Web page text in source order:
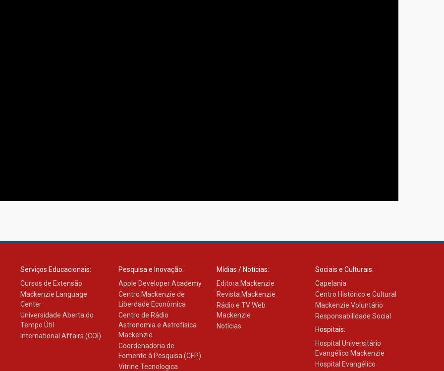
Serviços Educacionais:
Cursos de Extensão
Mackenzie Language
Center
Universidade Aberta do
Tempo Útil
International Affairs (COI)
Pesquisa e Inovação:
Apple Developer Academy
Centro Mackenzie de
Liberdade Econômica
Centro de Rádio
Astronomia e Astrofísica
Mackenzie
Coordenadoria de
Fomento à Pesquisa (CFP)
Vitrine Tecnologica
Mídias / Notícias:
Editora Mackenzie
Revista Mackenzie
Rádio e TV Web
Mackenzie
Notícias
Sociais e Culturais:
Capelania
Centro Histórico e Cultural
Mackenzie Voluntário
Responsabilidade Social
Hospitais:
Hospital Universitário
Evangélico Mackenzie
Hospital Evangélico